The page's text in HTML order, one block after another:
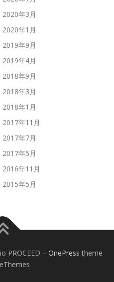
2020年3月
2020年1月
2019年9月
2019年4月
2018年9月
2018年3月
2018年1月
2017年11月
2017年7月
2017年5月
2016年11月
2015年5月
PROCEED – OnePress theme